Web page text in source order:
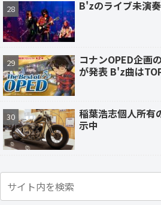
B'zのライブ未演
コナンOPED企画
が発表 B'z曲は
稲葉浩志個人所有
示中